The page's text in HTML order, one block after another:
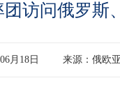
访问俄罗斯
月18日 来源：俄欧